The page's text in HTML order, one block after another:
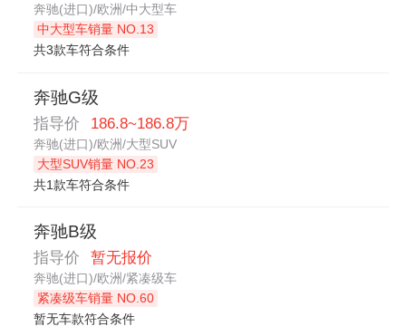
奔驰(进口)/欧洲/中大型车
中大型车销量 NO.13
共3款车符合条件
奔驰G级
指导价 186.8~186.8万
奔驰(进口)/欧洲/大型SUV
大型SUV销量 NO.23
共1款车符合条件
奔驰B级
指导价 暂无报价
奔驰(进口)/欧洲/紧凑级车
紧凑级车销量 NO.60
暂无车款符合条件